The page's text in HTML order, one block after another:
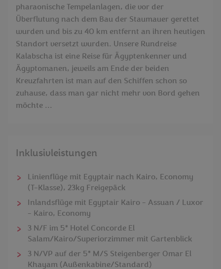
pharaonische Tempelanlagen, die vor der
Überflutung nach dem Bau der Staumauer gerettet
wurden und bis zu 40 km entfernt an ihren heutigen
Standort versetzt wurden. Unsere Rundreise
Kalabscha ist eine Reise für Ägyptenkenner und
Ägyptomanen, jeweils am Ende der beiden
Kreuzfahrten ist man auf den Schiffen schon so
zuhause, dass man gar nicht mehr von Bord gehen
möchte ...
Inklusivleistungen
Linienflüge mit Egyptair nach Kairo, Economy
(T-Klasse), 23kg Freigepäck
Inlandsflüge mit Egyptair Kairo - Assuan / Luxor
- Kairo, Economy
3 N/F im 5* Hotel Concorde El
Salam/Kairo/Superiorzimmer mit Gartenblick
3 N/VP auf der 5* M/S Steigenberger Omar El
Khayam (Außenkabine/Standard)